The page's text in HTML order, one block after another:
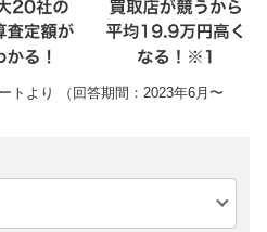
トより （回答期間：2023年6月〜